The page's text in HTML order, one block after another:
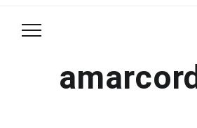
amarcord